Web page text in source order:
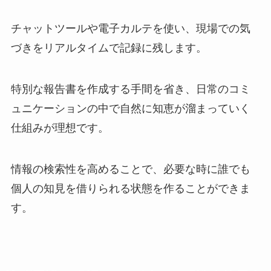
チャットツールや電子カルテを使い、現場での気
づきをリアルタイムで記録に残します。
特別な報告書を作成する手間を省き、日常のコミ
ュニケーションの中で自然に知恵が溜まっていく
仕組みが理想です。
情報の検索性を高めることで、必要な時に誰でも
個人の知見を借りられる状態を作ることができま
す。